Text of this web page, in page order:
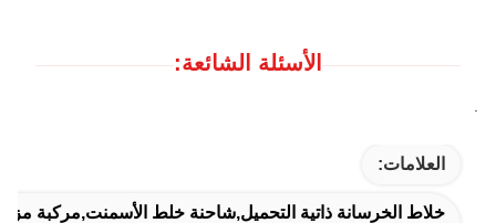
الأسئلة الشائعة:
العلامات:
خلاط الخرسانة ذاتية التحميل,شاحنة خلط الأسمنت,مركبة مزج